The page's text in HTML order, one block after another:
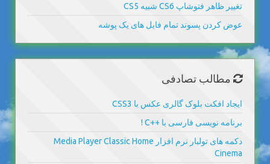
تغییر ظاهر فتوشاپ CS6 شبیه CS5
عوض کردن پسوند تمام فایل های یک پوشه
مطالب تصادفی
ایجاد افکت بلوک گالری عکس با CSS3
برنامه نویسی فارسی با ++C !
دکمه های تولبار نرم افزار Media Player Classic Home
Cinema